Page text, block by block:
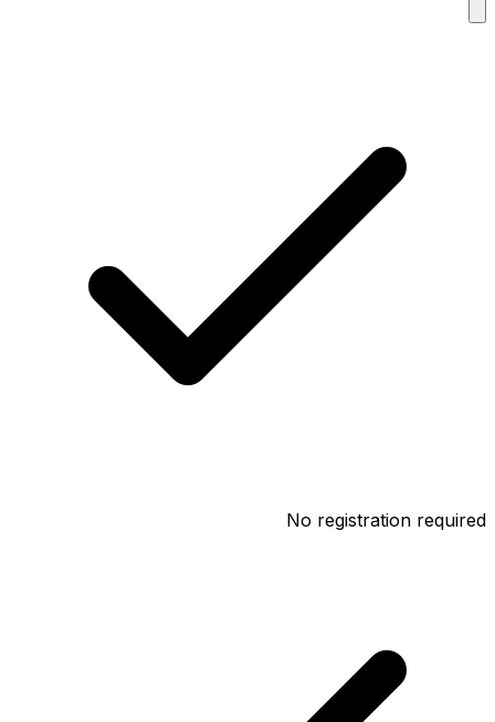
No registration required